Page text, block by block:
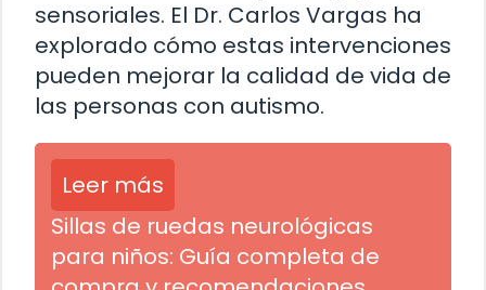
sensoriales. El Dr. Carlos Vargas ha
explorado cómo estas intervenciones
pueden mejorar la calidad de vida de
las personas con autismo.
Leer más
Sillas de ruedas neurológicas
para niños: Guía completa de